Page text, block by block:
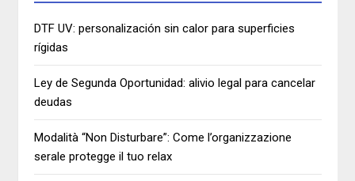
DTF UV: personalización sin calor para superficies
rígidas
Ley de Segunda Oportunidad: alivio legal para cancelar
deudas
Modalità “Non Disturbare”: Come l’organizzazione
serale protegge il tuo relax